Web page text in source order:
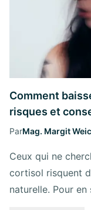
Comment
risques et
ParMag. Margit
Ceux qui ne
cortisol risquent
naturelle. Pour